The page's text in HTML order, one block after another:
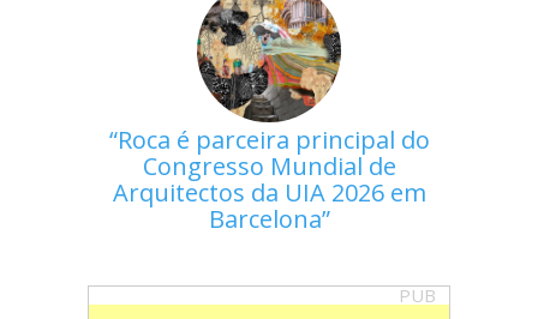
Roca é parceira principal do
Congresso Mundial de
Arquitectos da UIA 2026 em
Barcelona
PUB